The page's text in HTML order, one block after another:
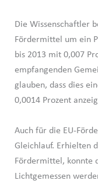
Die Wissenschaftler
Fördermittel um ein
bis 2013 mit 0,007
empfangenden
glauben, dass dies
0,0014 Prozent
Auch für die EU-
Gleichlauf. Erhielten
Fördermittel, konnte
Lichtgemessen